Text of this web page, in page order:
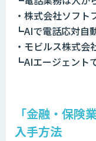
・株式会社ソフト
┗AIで電話応対自
・モビルス株式会
┗AIエージェント
「金融・保険業
入手方法